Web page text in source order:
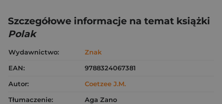
Szczegółowe informacje na temat książki
Polak
Wydawnictwo:
Znak
EAN:
9788324067381
Autor:
Coetzee J.M.
Tłumaczenie:
Aga Zano